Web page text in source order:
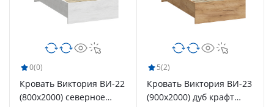
0(0)
Кровать Виктория ВИ-22
(800x2000) северное
5(2)
Кровать Виктория ВИ-23
(900x2000) дуб крафт